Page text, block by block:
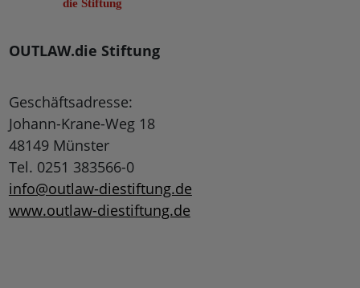
OUTLAW.die Stiftung
Geschäftsadresse:
Johann-Krane-Weg 18
48149 Münster
Tel. 0251 383566-0
info@outlaw-diestiftung.de
www.outlaw-diestiftung.de